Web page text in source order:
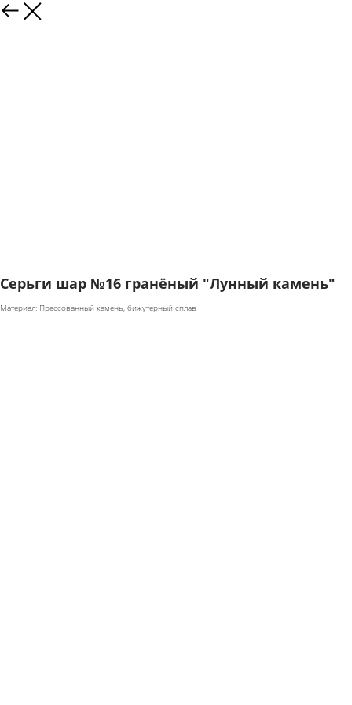
Серьги шар №16 гранёный "Лунный камень"
Материал: Прессованный камень, бижутерный сплав